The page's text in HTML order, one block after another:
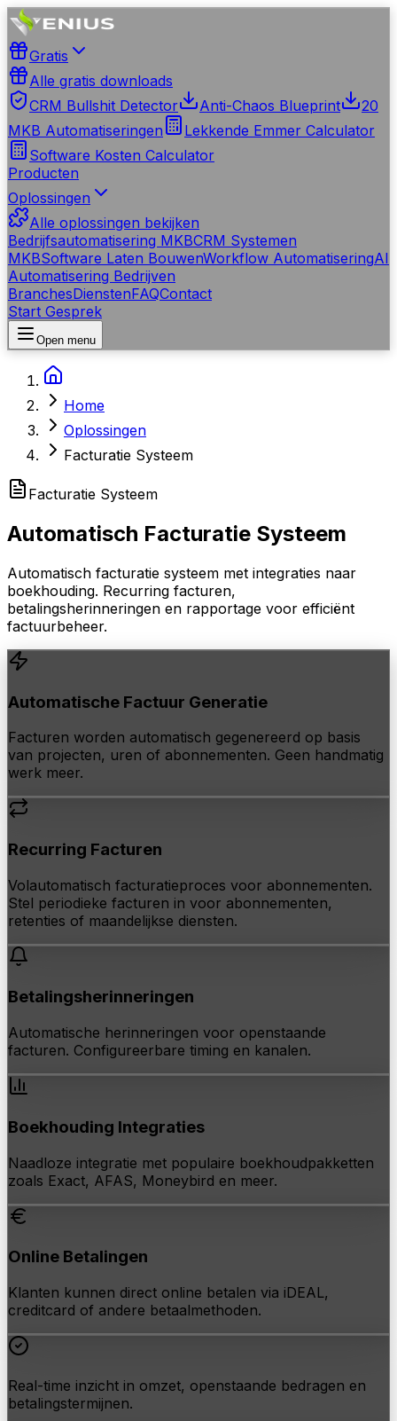
Gratis
Alle gratis downloads
CRM Bullshit Detector
Anti-Chaos Blueprint
20
MKB Automatiseringen
Lekkende Emmer Calculator
Software Kosten Calculator
Producten
Oplossingen
Alle oplossingen bekijken
Bedrijfsautomatisering MKBCRM Systemen
MKBSoftware Laten BouwenWorkflow AutomatiseringAI
Automatisering Bedrijven
BranchesDienstenFAQContact
Start Gesprek
Open menu
Home
Oplossingen
Facturatie Systeem
Facturatie Systeem
Automatisch Facturatie Systeem
Automatisch facturatie systeem met integraties naar
boekhouding. Recurring facturen,
betalingsherinneringen en rapportage voor efficiënt
factuurbeheer.
Automatische Factuur Generatie
Facturen worden automatisch gegenereerd op basis
van projecten, uren of abonnementen. Geen handmatig
werk meer.
Recurring Facturen
Volautomatisch facturatieproces voor abonnementen.
Stel periodieke facturen in voor abonnementen,
retenties of maandelijkse diensten.
Betalingsherinneringen
Automatische herinneringen voor openstaande
facturen. Configureerbare timing en kanalen.
Boekhouding Integraties
Naadloze integratie met populaire boekhoudpakketten
zoals Exact, AFAS, Moneybird en meer.
Online Betalingen
Klanten kunnen direct online betalen via iDEAL,
creditcard of andere betaalmethoden.
Real-time inzicht in omzet, openstaande bedragen en
betalingstermijnen.